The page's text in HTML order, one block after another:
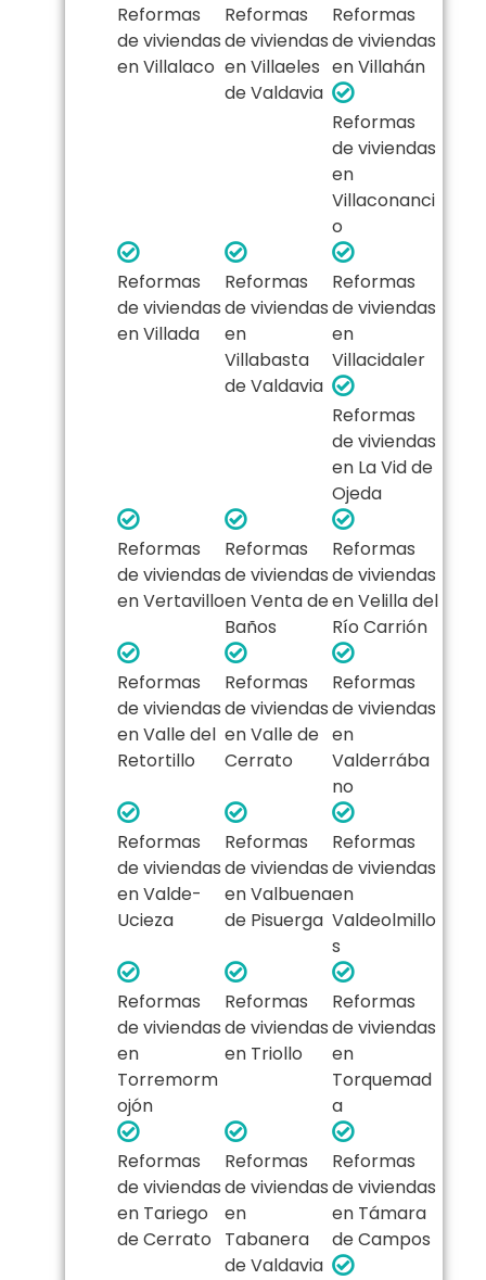
Reformas
de viviendas
en Villalaco
Reformas
de viviendas
en Villaeles
de Valdavia
Reformas
de viviendas
en Villahán
Reformas
de viviendas
en
Villaconanci
o
Reformas
de viviendas
en Villada
Reformas
de viviendas
en
Villabasta
de Valdavia
Reformas
de viviendas
en
Villacidaler
Reformas
de viviendas
en La Vid de
Ojeda
Reformas
de viviendas
en Vertavillo
Reformas
de viviendas
en Venta de
Baños
Reformas
de viviendas
en Velilla del
Río Carrión
Reformas
de viviendas
en Valle del
Retortillo
Reformas
de viviendas
en Valle de
Cerrato
Reformas
de viviendas
en
Valderrába
no
Reformas
de viviendas
en Valde-
Ucieza
Reformas
de viviendas
en Valbuena
de Pisuerga
Reformas
de viviendas
en
Valdeolmillo
s
Reformas
de viviendas
en
Torremorm
ojón
Reformas
de viviendas
en Triollo
Reformas
de viviendas
en
Torquemad
a
Reformas
de viviendas
en Tariego
de Cerrato
Reformas
de viviendas
en
Tabanera
de Valdavia
Reformas
de viviendas
en Támara
de Campos